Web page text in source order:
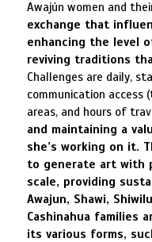
Awajún women and
exchange that
enhancing the level
reviving traditions
Challenges are daily,
communication access
areas, and hours of
and maintaining a
she’s working on it.
to generate art with
scale, providing
Awajun, Shawi,
Cashinahua families
its various forms,